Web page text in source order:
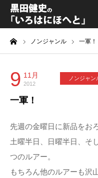
ノンジャンル 一軍！
9 11月
2012
ノンジャン
一軍！
先週の金曜日に新品をお
土曜半日、日曜半日、そ
つのルアー。
もちろん他のルアーも沢
黒田健史プロフィール
カテゴリ一覧
喫茶KURODA
YouTube｜Kuro
メディア出演